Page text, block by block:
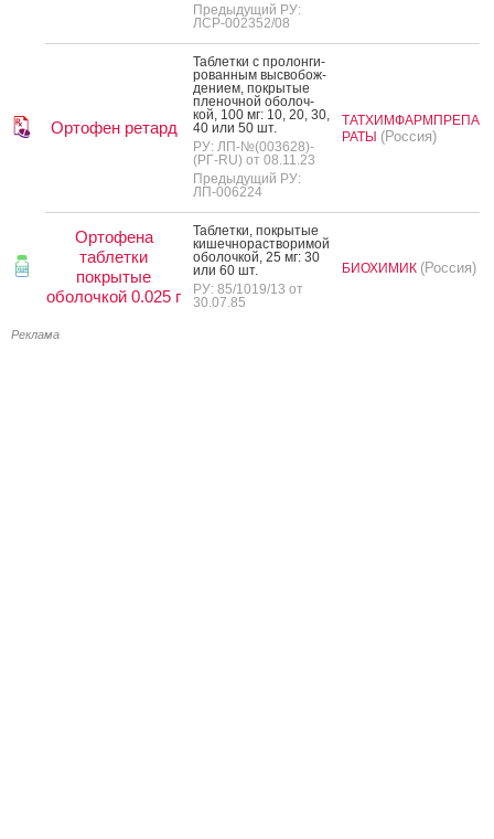
Предыдущий РУ:
ЛСР-002352/08
Ортофен ретард
Таб­летки с про­лон­ги­
рован­ным выс­во­бож­
де­ни­ем, пок­ры­тые
пле­ноч­ной обо­лоч­
кой, 100 мг: 10, 20, 30,
40 или 50 шт.
РУ: ЛП-№(003628)-
(РГ-RU) от 08.11.23
Предыдущий РУ:
ЛП-006224
ТАТХИМФАРМПРЕПА
РАТЫ (Россия)
Ортофена
таблетки
покрытые
оболочкой 0.025 г
Таб­летки, пок­ры­тые
ки­шеч­но­рас­тво­римой
обо­лоч­кой, 25 мг: 30
или 60 шт.
РУ: 85/1019/13 от
30.07.85
БИОХИМИК (Россия)
Реклама